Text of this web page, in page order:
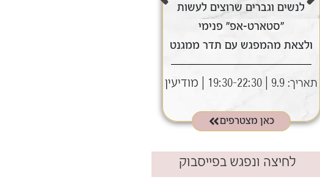
לנשים וגברים שרוצים לעשות
"סטארט-אפ" פנימי
ולצאת מהמפגש עם תדר ממגנט
תאריך:9.9 | 19:30-22:30 | מודיעין
כאן מצטרפים
לחיצה ונפגש בפייסבוק​